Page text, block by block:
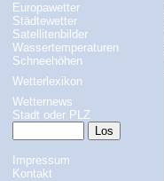
Europawetter
Städtewetter
Satellitenbilder
Wassertemperaturen
Schneehöhen
Wetterlexikon
Wetternews
Stadt oder PLZ
Impressum
Kontakt